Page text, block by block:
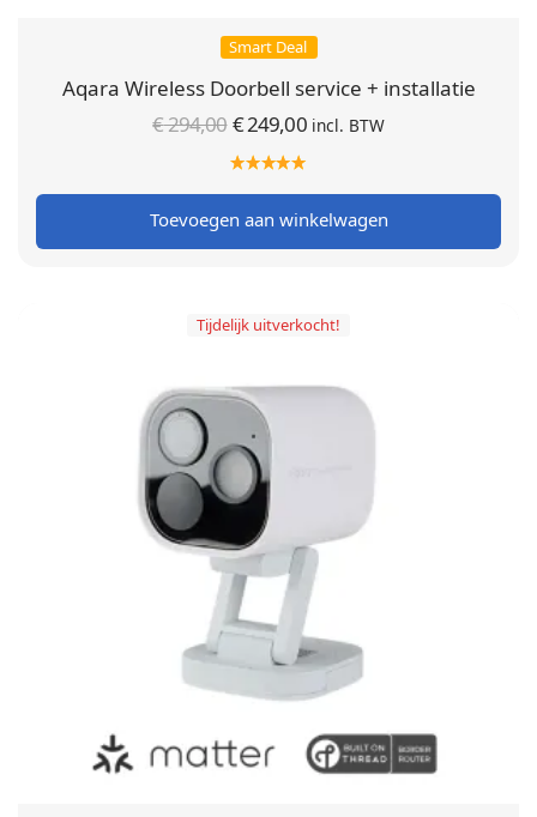
Smart Deal
Aqara Wireless Doorbell service + installatie
€294,00Oorspronkelijke
prijs was:
€ 294,00.
€249,00 Huidige
€ 249,00.
incl. BTW
Toevoegen aan winkelwagen
Tijdelijk uitverkocht!